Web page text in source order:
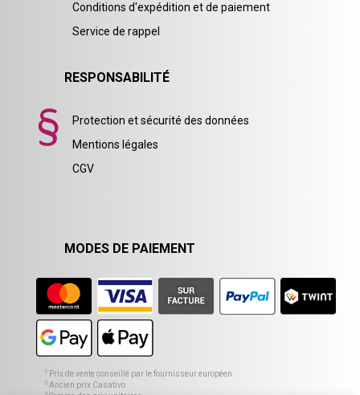
Conditions d'expédition et de paiement
Service de rappel
RESPONSABILITÉ
Protection et sécurité des données
Mentions légales
CGV
MODES DE PAIEMENT
1 Prix de vente conseillé par le fournisseur européen
2 Ancien prix Casativo